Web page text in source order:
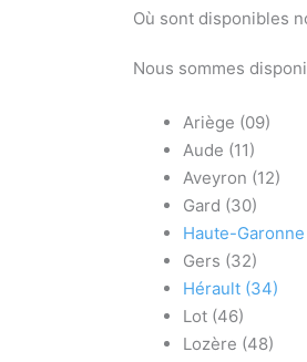
Où sont disponibles
Nous sommes
Ariège (09)
Aude (11)
Aveyron (12)
Gard (30)
Haute-Garonne
Gers (32)
Hérault (34)
Lot (46)
Lozère (48)